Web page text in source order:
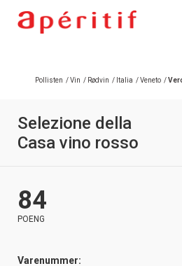
Pollisten /Vin / Rødvin / Italia /Veneto /
Selezione della
Casa vino rosso
84
POENG
Varenummer: